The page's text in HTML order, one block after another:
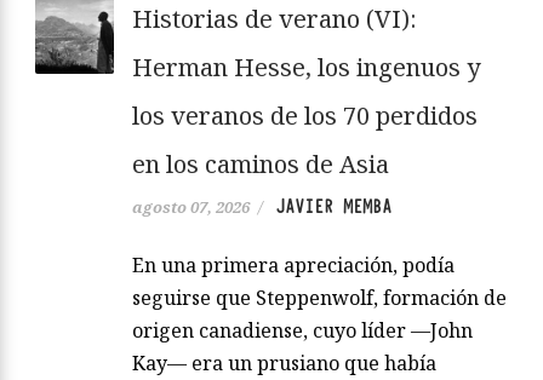
Historias de verano (VI):
Herman Hesse, los ingenuos y
los veranos de los 70 perdidos
en los caminos de Asia
agosto 07, 2026 / JAVIER MEMBA
En una primera apreciación, podía
seguirse que Steppenwolf, formación de
origen canadiense, cuyo líder —John
Kay— era un prusiano que había